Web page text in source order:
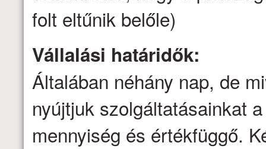
folt eltűnik belőle)
Vállalási határidők:
Általában néhány nap, de
nyújtjuk szolgáltatásainkat
mennyiség és értékfüggő.